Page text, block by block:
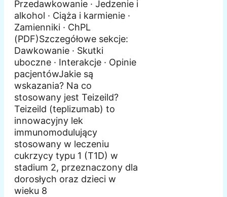
Przedawkowanie · Jedzenie i
alkohol · Ciąża i karmienie ·
Zamienniki · ChPL
(PDF)Szczegółowe sekcje:
Dawkowanie · Skutki
uboczne · Interakcje · Opinie
pacjentówJakie są
wskazania? Na co
stosowany jest Teizeild?
Teizeild (teplizumab) to
innowacyjny lek
immunomodulujący
stosowany w leczeniu
cukrzycy typu 1 (T1D) w
stadium 2, przeznaczony dla
dorosłych oraz dzieci w
wieku 8